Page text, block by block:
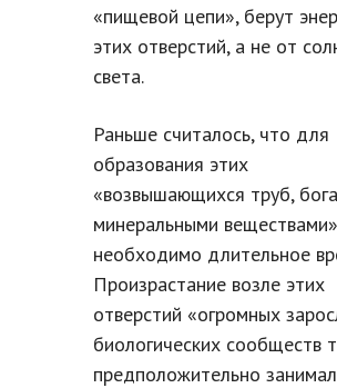
«пищевой цепи», берут
этих отверстий, а не от
света.
Раньше считалось, что для
образования этих
«возвышающихся труб,
минеральными веществами»
необходимо длительное
Произрастание возле этих
отверстий «огромных
биологических сообществ
предположительно